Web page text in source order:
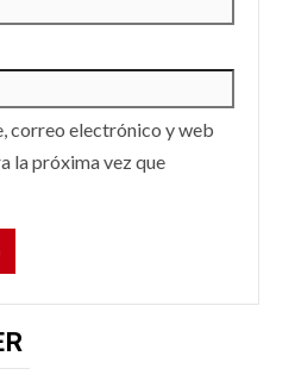
correo electrónico y web
la próxima vez que